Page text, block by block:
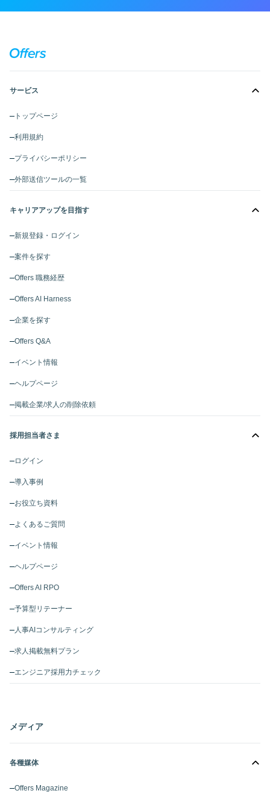
サービス
トップページ
利用規約
プライバシーポリシー
外部送信ツールの一覧
キャリアアップを目指す
新規登録・ログイン
案件を探す
Offers 職務経歴
Offers AI Harness
企業を探す
Offers Q&A
イベント情報
ヘルプページ
掲載企業/求人の削除依頼
採用担当者さま
ログイン
導入事例
お役立ち資料
よくあるご質問
イベント情報
ヘルプページ
Offers AI RPO
予算型リテーナー
人事AIコンサルティング
求人掲載無料プラン
エンジニア採用力チェック
メディア
各種媒体
Offers Magazine